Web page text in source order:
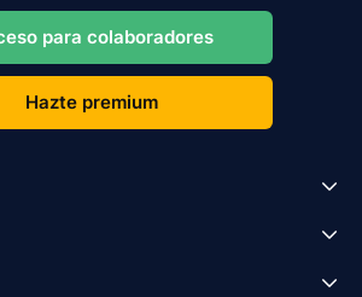
para colaboradores
Hazte premium